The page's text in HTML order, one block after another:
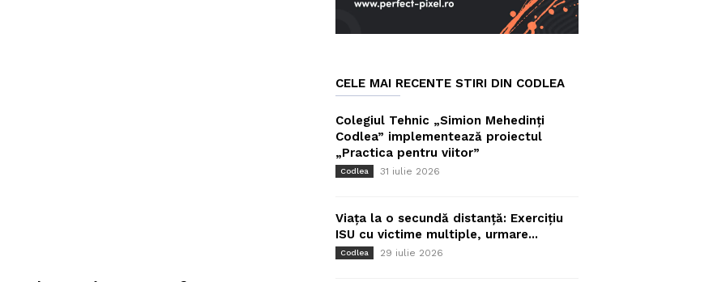
CELE MAI RECENTE STIRI DIN CODLEA
Colegiul Tehnic „Simion Mehedinți
Codlea” implementează proiectul
„Practica pentru viitor”
Codlea 31 iulie 2026
Viața la o secundă distanță: Exercițiu
ISU cu victime multiple, urmare...
Codlea 29 iulie 2026